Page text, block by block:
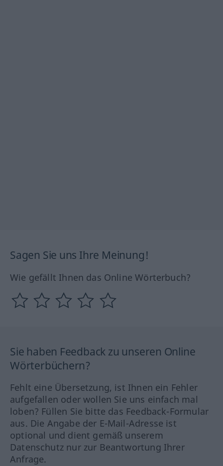
Sagen Sie uns Ihre Meinung!
Wie gefällt Ihnen das Online Wörterbuch?
Sie haben Feedback zu unseren Online
Wörterbüchern?
Fehlt eine Übersetzung, ist Ihnen ein Fehler
aufgefallen oder wollen Sie uns einfach mal
loben? Füllen Sie bitte das Feedback-Formular
aus. Die Angabe der E-Mail-Adresse ist
optional und dient gemäß unserem
Datenschutz nur zur Beantwortung Ihrer
Anfrage.